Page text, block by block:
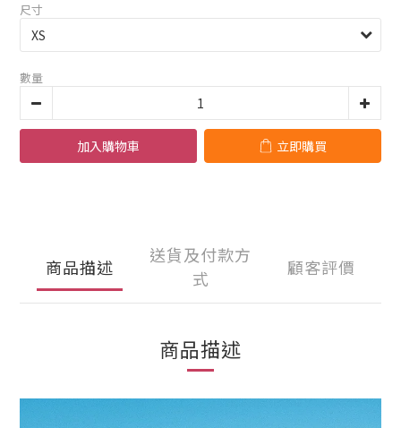
尺寸
數量
加入購物車 立即購買
商品描述
送貨及付款方
式
顧客評價
商品描述